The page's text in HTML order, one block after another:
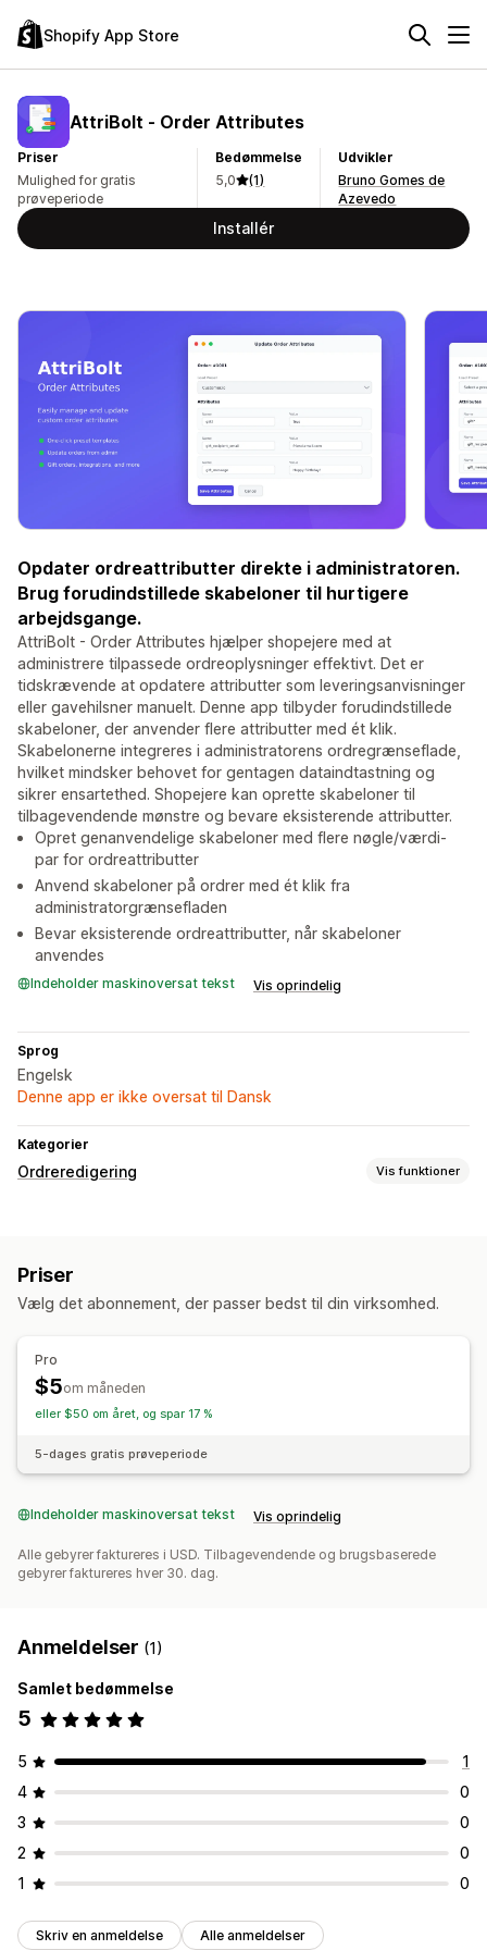
Shopify App Store
AttriBolt ‑ Order Attributes
Priser
Mulighed for gratis
prøveperiode
Bedømmelse
5,0
(1)
Udvikler
Bruno Gomes de
Azevedo
Installér
Opdater ordreattributter direkte i administratoren.
Brug forudindstillede skabeloner til hurtigere
arbejdsgange.
AttriBolt - Order Attributes hjælper shopejere med at
administrere tilpassede ordreoplysninger effektivt. Det er
tidskrævende at opdatere attributter som leveringsanvisninger
eller gavehilsner manuelt. Denne app tilbyder forudindstillede
skabeloner, der anvender flere attributter med ét klik.
Skabelonerne integreres i administratorens ordregrænseflade,
hvilket mindsker behovet for gentagen dataindtastning og
sikrer ensartethed. Shopejere kan oprette skabeloner til
tilbagevendende mønstre og bevare eksisterende attributter.
Opret genanvendelige skabeloner med flere nøgle/værdi-
par for ordreattributter
Anvend skabeloner på ordrer med ét klik fra
administratorgrænsefladen
Bevar eksisterende ordreattributter, når skabeloner
anvendes
Indeholder maskinoversat tekst Vis oprindelig
Sprog
Engelsk
Denne app er ikke oversat til Dansk
Kategorier
Ordreredigering Vis funktioner
Priser
Vælg det abonnement, der passer bedst til din virksomhed.
Pro
$5om måneden
eller $50 om året, og spar 17 %
5-dages gratis prøveperiode
Indeholder maskinoversat tekst Vis oprindelig
Alle gebyrer faktureres i USD. Tilbagevendende og brugsbaserede
gebyrer faktureres hver 30. dag.
Anmeldelser (1)
Samlet bedømmelse
5
5
1
4
0
3
0
2
0
1
0
Skriv en anmeldelse Alle anmeldelser